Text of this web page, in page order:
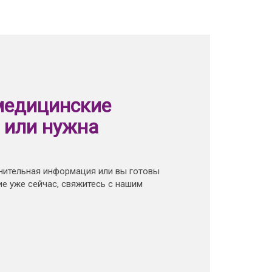
или нужна
информация или вы готовы
уже сейчас, свяжитесь с нашим